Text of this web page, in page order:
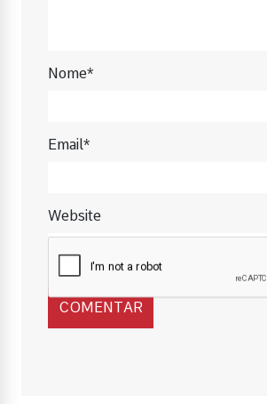
Nome*
Email*
Website